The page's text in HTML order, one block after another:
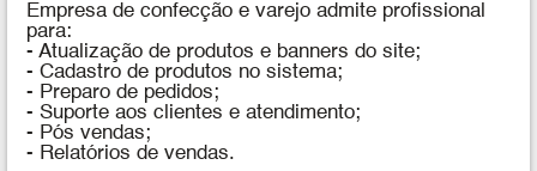
Empresa de confecção e varejo admite profissional
para:
- Atualização de produtos e banners do site;
- Cadastro de produtos no sistema;
- Preparo de pedidos;
- Suporte aos clientes e atendimento;
- Pós vendas;
- Relatórios de vendas.